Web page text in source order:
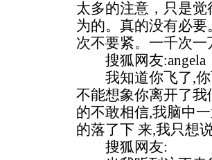
太多的注意，只是
为的。真的没有必
次不要紧。一千次
搜狐网友:angela
我知道你飞了,你
不能想象你离开了
的不敢相信,我脑中
的落了下 来,我只想
搜狐网友: